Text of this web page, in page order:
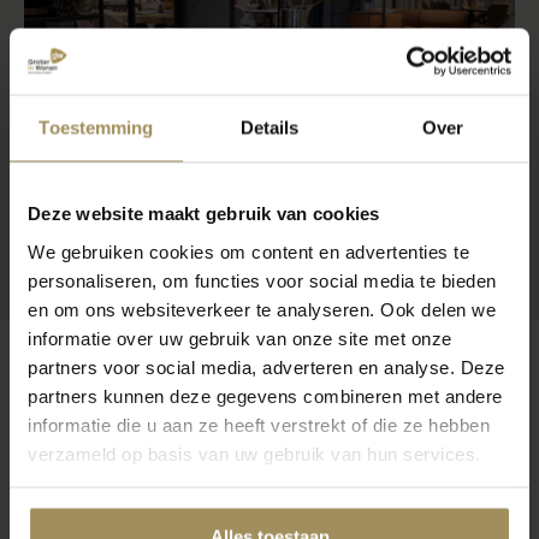
Toestemming Details Over
Deze website maakt gebruik van cookies
We gebruiken cookies om content en advertenties te
personaliseren, om functies voor social media te bieden
en om ons websiteverkeer te analyseren. Ook delen we
informatie over uw gebruik van onze site met onze
partners voor social media, adverteren en analyse. Deze
partners kunnen deze gegevens combineren met andere
informatie die u aan ze heeft verstrekt of die ze hebben
verzameld op basis van uw gebruik van hun services.
Op zoek naar meer inspiratie?